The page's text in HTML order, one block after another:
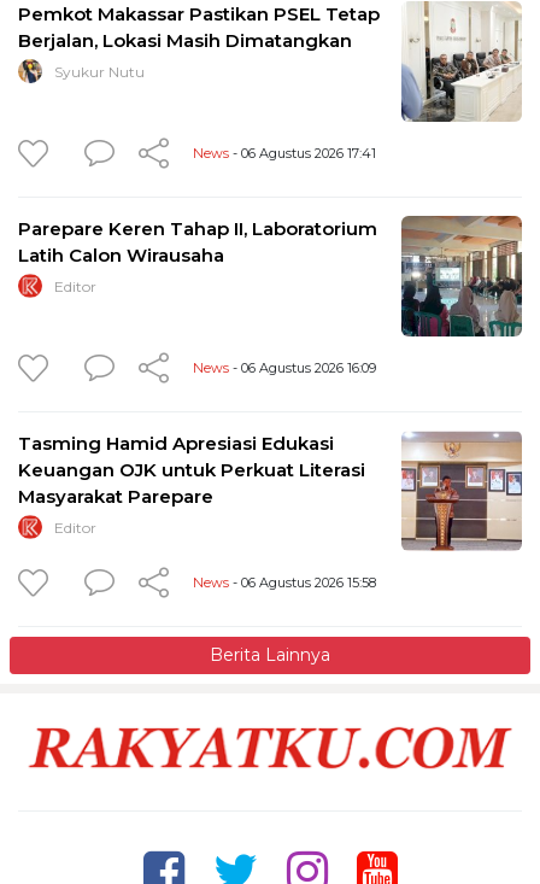
Pemkot Makassar Pastikan PSEL Tetap
Berjalan, Lokasi Masih Dimatangkan
Syukur Nutu
News - 06 Agustus 2026 17:41
Parepare Keren Tahap II, Laboratorium
Latih Calon Wirausaha
Editor
News - 06 Agustus 2026 16:09
Tasming Hamid Apresiasi Edukasi
Keuangan OJK untuk Perkuat Literasi
Masyarakat Parepare
Editor
News - 06 Agustus 2026 15:58
Berita Lainnya